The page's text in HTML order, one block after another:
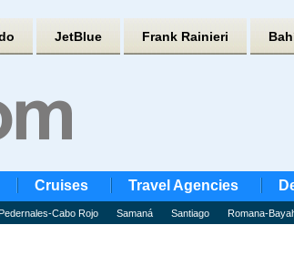
JetBlue Frank Rainieri
Cruises Travel Agencies
Cabo Rojo Samaná Santiago Romana-